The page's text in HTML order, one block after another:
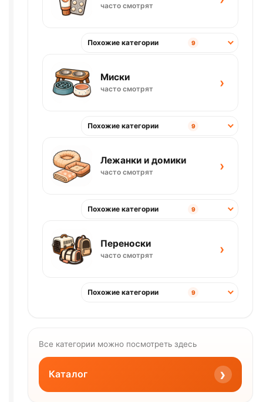
часто смотрят
Похожие категории 9
Миски
часто смотрят ›
Похожие категории 9
Лежанки и домики
часто смотрят ›
Похожие категории 9
Переноски
часто смотрят ›
Похожие категории 9
Все категории можно посмотреть здесь
Каталог ›